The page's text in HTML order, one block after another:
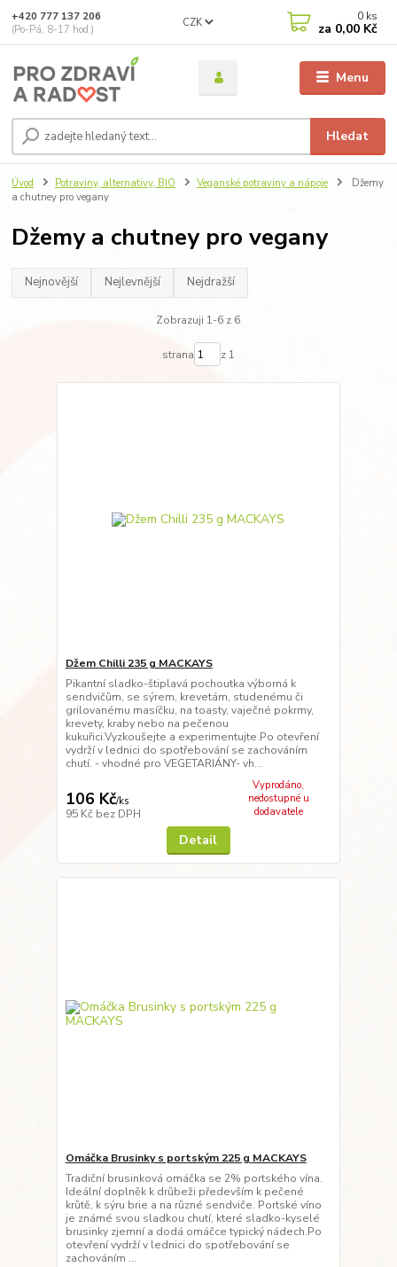
Menu
CZK
Hledat
+420 777 137 206
(Po-Pá, 8-17 hod.)
0 ks
za 0,00 Kč
Úvod Potraviny, alternativy, BIO Veganské potraviny a nápoje
Džemy
a chutney pro vegany
Džemy a chutney pro vegany
Nejnovější Nejlevnější Nejdražší
Zobrazuji 1-6 z 6
strana z 1
Džem Chilli 235 g MACKAYS
Pikantní sladko-štiplavá pochoutka výborná k
sendvičům, se sýrem, krevetám, studenému či
grilovanému masíčku, na toasty, vaječné pokrmy,
krevety, kraby nebo na pečenou
kukuřici.Vyzkoušejte a experimentujte.Po otevření
vydrží v lednici do spotřebování se zachováním
chutí. - vhodné pro VEGETARIÁNY- vh...
106 Kč/ks
95 Kč bez DPH
Vyprodáno,
nedostupné u
dodavatele
Detail
Omáčka Brusinky s portským 225 g MACKAYS
Tradiční brusinková omáčka se 2% portského vína.
Ideální doplněk k drůbeži především k pečené
krůtě, k sýru brie a na různé sendviče. Portské víno
je známé svou sladkou chutí, které sladko-kyselé
brusinky zjemní a dodá omáčce typický nádech.Po
otevření vydrží v lednici do spotřebování se
zachováním ...